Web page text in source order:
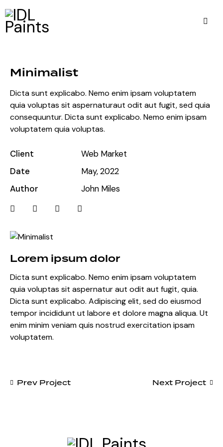
Minimalist
Lorem ipsum dolor
Dicta sunt explicabo. Nemo enim ipsam voluptatem
quia voluptas sit aspernatur aut odit aut fugit, quia.
Dicta sunt explicabo. Adipiscing elit, sed do eiusmod
tempor incididunt ut labore et dolore magna aliqua. Ut
enim minim veniam quis nostrud exercitation ipsam
voluptatem.
Dicta sunt explicabo. Nemo enim ipsam voluptatem
quia voluptas sit aspernaturaut odit aut fugit, sed quia
consequuntur. Dicta sunt explicabo. Nemo enim ipsam
voluptatem quia voluptas.
Client
Web Market
Date
May, 2022
Author
John Miles
Prev Project Next Project